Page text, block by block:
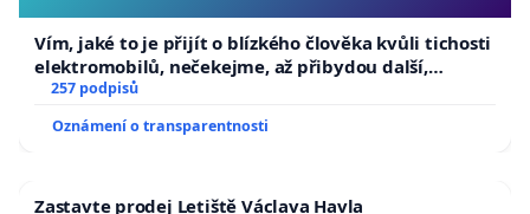
Vím, jaké to je přijít o blízkého člověka kvůli tichosti
elektromobilů, nečekejme, až přibydou další,
zaveďme slyšitelná auta!
257 podpisů
Oznámení o transparentnosti
Zastavte prodej Letiště Václava Havla